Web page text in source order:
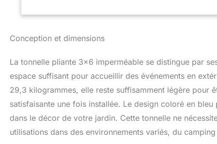
jardin 3x6 peut
rouge sur la tige
hauteur en trois
rangement. Le
s'adapte à la
déplacements.
ombragé et
événements
Conception et dimensions
La tonnelle pliante 3×6 imperméable se distingue par
espace suffisant pour accueillir des événements en
29,3 kilogrammes, elle reste suffisamment légère pour
satisfaisante une fois installée. Le design coloré en
dans le décor de votre jardin. Cette tonnelle ne
utilisations dans des environnements variés, du